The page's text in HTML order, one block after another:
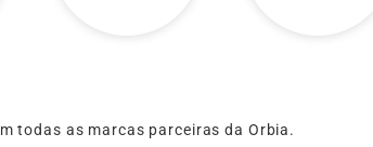
todas as marcas parceiras da Orbia.